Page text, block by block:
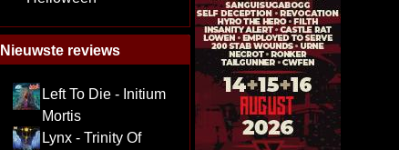
Nieuwste reviews
Left To Die - Initium
Mortis
Lynx - Trinity Of